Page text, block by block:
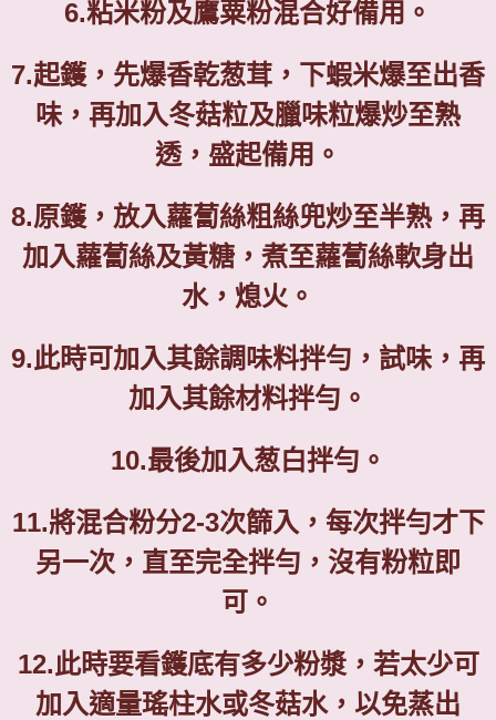
6.粘米粉及鷹粟粉混合好備用 。
7.起鑊，先爆香乾葱茸，下蝦米爆至出香
味，再加入冬菇粒及臘味粒爆炒至熟
透， 盛起備用。
8.原鑊 ， 放入蘿蔔絲粗絲兜炒至半熟，再
加入蘿蔔絲及黃糖，煮至蘿蔔絲軟身出
水， 熄火。
9.此時可加入其餘調味料拌勻，試味，再
加入其餘材料拌勻。
10.最後加入葱白拌勻。
11.將混合粉分2-3次篩入，每次拌勻才下
另一次，直至完全拌勻，沒有粉粒即
可。
12.此時要看鑊底有多少粉漿，若太少可
加入適量瑤柱水或冬菇水，以免蒸出